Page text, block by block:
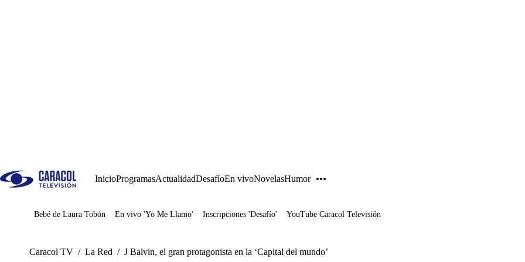
InicioProgramasActualidadDesafíoEn vivoNovelasHumor
Juegos
Bebé de Laura Tobón En vivo 'Yo Me Llamo' Inscripciones 'Desafío' YouTube Caracol Televisión
Caracol TV / La Red / J Balvin, el gran protagonista en la ‘Capital del mundo’